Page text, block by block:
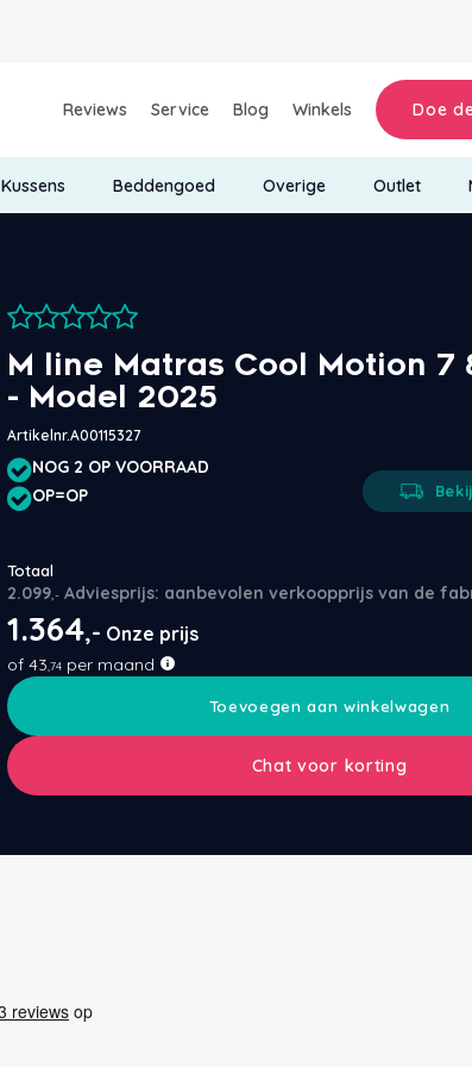
Reviews Service Blog Winkels Doe
Kussens Beddengoed Overige Outlet
M line Matras Cool Motion 7
- Model 2025
Artikelnr.A00115327
NOG 2 OP VOORRAAD
OP=OP
Totaal
2.099 ,- Adviesprijs: aanbevolen verkoopprijs van de
1.364,- Onze prijs
of 43 ,74 per maand
Toevoegen aan winkelwagen
Chat voor korting